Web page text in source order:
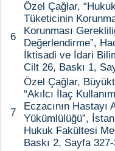
6
Özel Çağlar,
Tüketicinin
Korunması
Değerlendirme”,
İktisadi ve İdari
Cilt 26, Baskı 1,
7
Özel Çağlar,
“Akılcı İlaç
Eczacının Hastayı
Yükümlülüğü”,
Hukuk Fakültesi
Baskı 2, Sayfa